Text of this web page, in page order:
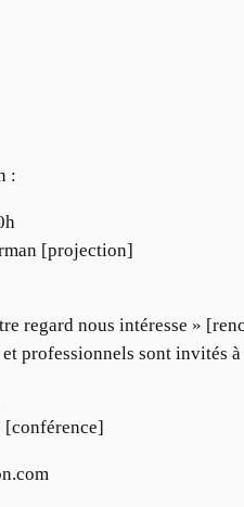
:
[projection]
regard nous intéresse »
et professionnels sont invités
[conférence]